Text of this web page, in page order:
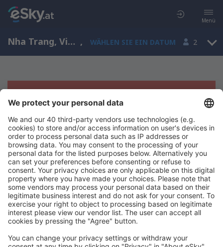
Menü
Nha Trang, Vietnam , WÄHLEN SIE EIN DATUM 2
Es tut uns leid, wir können keine
Ergebnisse aufzeigen
Bitte starten Sie Ihre Suche erneut mit anderen Suchkriterien.
Copyright © eSky.at. Alle Rechte vorbehalten.